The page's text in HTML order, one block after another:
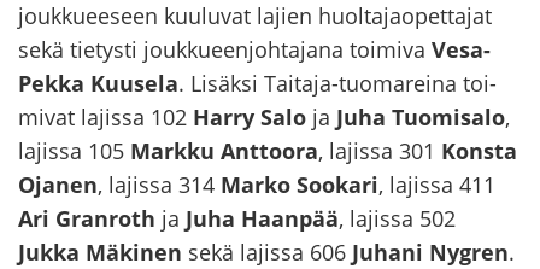
joukkueeseen kuu­lu­vat la­jien huol­ta­jao­pet­ta­jat
sekä tie­tys­ti jouk­ku­een­joh­ta­ja­na toi­mi­va Vesa-​​
Pekka Kuuse­la. Li­säk­si Taitaja-​tuomareina toi­
mi­vat la­jis­sa 102 Harry Salo ja Juha Tuo­mi­sa­lo,
la­jis­sa 105 Mark­ku Ant­too­ra, la­jis­sa 301 Kons­ta
Oja­nen, la­jis­sa 314 Marko Soo­ka­ri, la­jis­sa 411
Ari Gran­roth ja Juha Haan­pää, la­jis­sa 502
Jukka Mä­ki­nen sekä la­jis­sa 606 Ju­ha­ni Nygren.